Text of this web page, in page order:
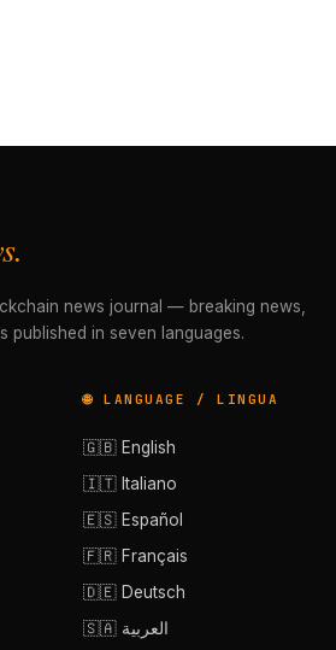
news journal — breaking news,
published in seven languages.
🌐 LANGUAGE / LINGUA
🇬🇧 English
🇮🇹 Italiano
🇪🇸 Español
🇫🇷 Français
🇩🇪 Deutsch
🇸🇦 العربية